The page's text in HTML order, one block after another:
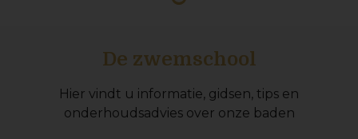
De zwemschool
Hier vindt u informatie, gidsen, tips en
onderhoudsadvies over onze baden